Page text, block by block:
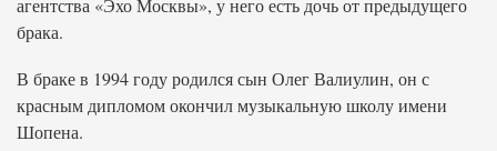
агентства «Эхо Москвы», у него есть дочь от предыдущего
брака.
В браке в 1994 году родился сын Олег Валиулин, он с
красным дипломом окончил музыкальную школу имени
Шопена.